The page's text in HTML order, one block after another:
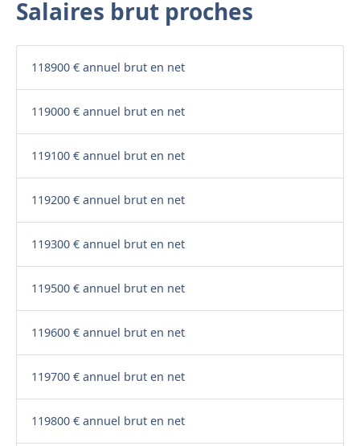
Salaires brut proches
118900 € annuel brut en net
119000 € annuel brut en net
119100 € annuel brut en net
119200 € annuel brut en net
119300 € annuel brut en net
119500 € annuel brut en net
119600 € annuel brut en net
119700 € annuel brut en net
119800 € annuel brut en net